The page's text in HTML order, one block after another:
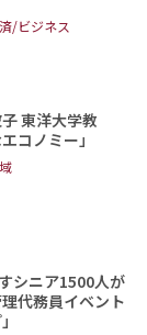
/ビジネス
東洋大学教
コノミー」
シニア1500人が
代務員イベント